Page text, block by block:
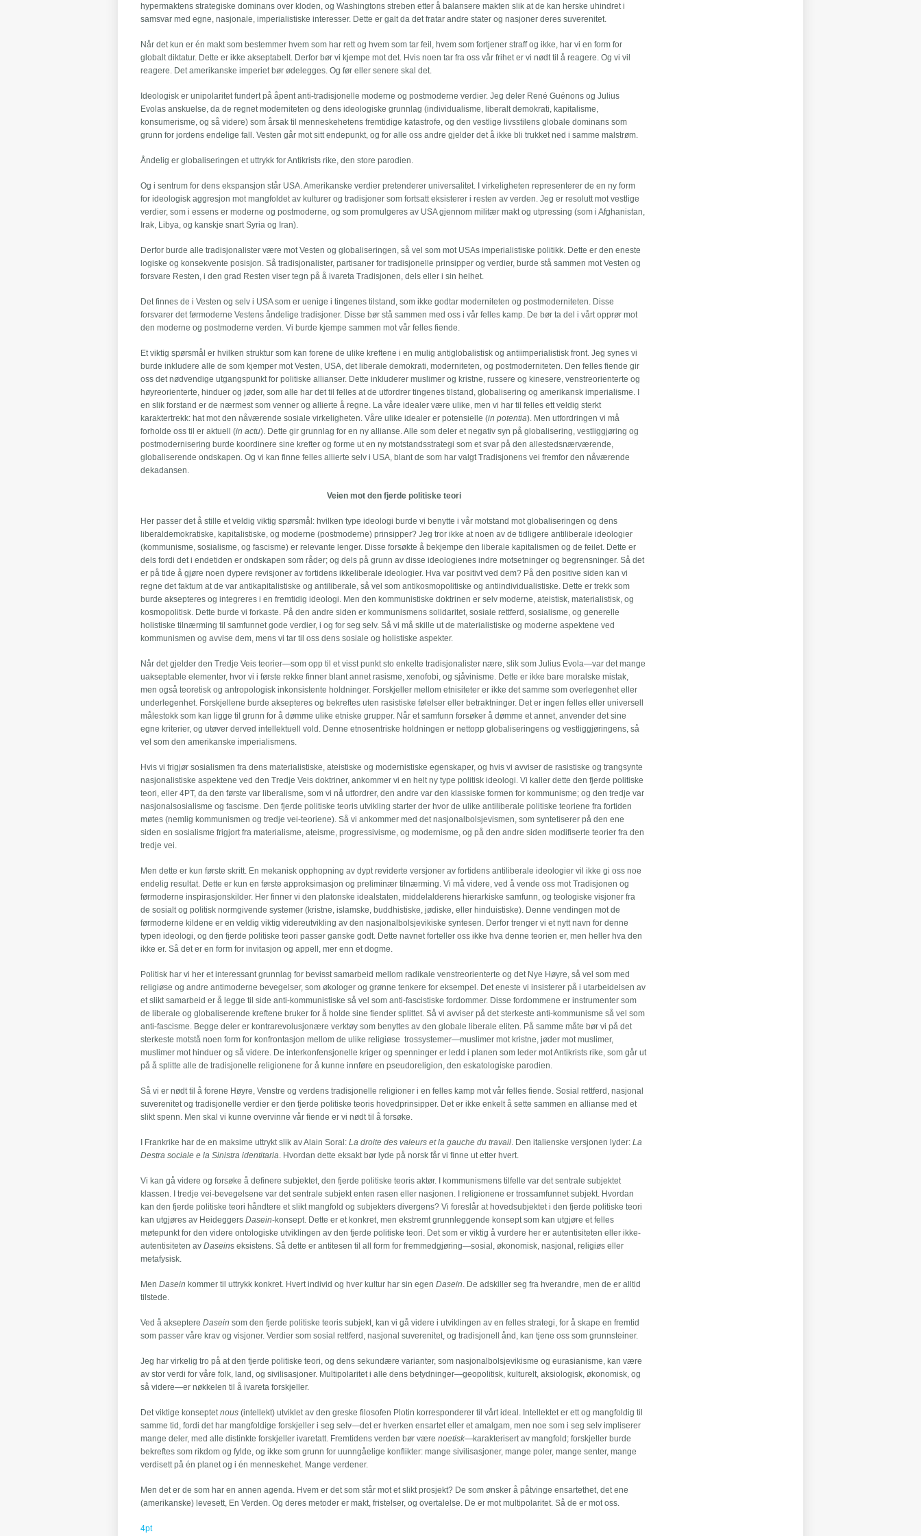
hypermaktens strategiske dominans over kloden, og Washingtons streben etter å balansere makten slik at de kan herske uhindret i
samsvar med egne, nasjonale, imperialistiske interesser. Dette er galt da det fratar andre stater og nasjoner deres suverenitet.
Når det kun er én makt som bestemmer hvem som har rett og hvem som tar feil, hvem som fortjener straff og ikke, har vi en form for
globalt diktatur. Dette er ikke akseptabelt. Derfor bør vi kjempe mot det. Hvis noen tar fra oss vår frihet er vi nødt til å reagere. Og vi vil
reagere. Det amerikanske imperiet bør ødelegges. Og før eller senere skal det.
Ideologisk er unipolaritet fundert på åpent anti-tradisjonelle moderne og postmoderne verdier. Jeg deler René Guénons og Julius
Evolas anskuelse, da de regnet moderniteten og dens ideologiske grunnlag (individualisme, liberalt demokrati, kapitalisme,
konsumerisme, og så videre) som årsak til menneskehetens fremtidige katastrofe, og den vestlige livsstilens globale dominans som
grunn for jordens endelige fall. Vesten går mot sitt endepunkt, og for alle oss andre gjelder det å ikke bli trukket ned i samme malstrøm.
Åndelig er globaliseringen et uttrykk for Antikrists rike, den store parodien.
Og i sentrum for dens ekspansjon står USA. Amerikanske verdier pretenderer universalitet. I virkeligheten representerer de en ny form
for ideologisk aggresjon mot mangfoldet av kulturer og tradisjoner som fortsatt eksisterer i resten av verden. Jeg er resolutt mot vestlige
verdier, som i essens er moderne og postmoderne, og som promulgeres av USA gjennom militær makt og utpressing (som i Afghanistan,
Irak, Libya, og kanskje snart Syria og Iran).
Derfor burde alle tradisjonalister være mot Vesten og globaliseringen, så vel som mot USAs imperialistiske politikk. Dette er den eneste
logiske og konsekvente posisjon. Så tradisjonalister, partisaner for tradisjonelle prinsipper og verdier, burde stå sammen mot Vesten og
forsvare Resten, i den grad Resten viser tegn på å ivareta Tradisjonen, dels eller i sin helhet.
Det finnes de i Vesten og selv i USA som er uenige i tingenes tilstand, som ikke godtar moderniteten og postmoderniteten. Disse
forsvarer det førmoderne Vestens åndelige tradisjoner. Disse bør stå sammen med oss i vår felles kamp. De bør ta del i vårt opprør mot
den moderne og postmoderne verden. Vi burde kjempe sammen mot vår felles fiende.
Et viktig spørsmål er hvilken struktur som kan forene de ulike kreftene i en mulig antiglobalistisk og antiimperialistisk front. Jeg synes vi
burde inkludere alle de som kjemper mot Vesten, USA, det liberale demokrati, moderniteten, og postmoderniteten. Den felles fiende gir
oss det nødvendige utgangspunkt for politiske allianser. Dette inkluderer muslimer og kristne, russere og kinesere, venstreorienterte og
høyreorienterte, hinduer og jøder, som alle har det til felles at de utfordrer tingenes tilstand, globalisering og amerikansk imperialisme. I
en slik forstand er de nærmest som venner og allierte å regne. La våre idealer være ulike, men vi har til felles ett veldig sterkt
karaktertrekk: hat mot den nåværende sosiale virkeligheten. Våre ulike idealer er potensielle (in potentia). Men utfordringen vi må
forholde oss til er aktuell (in actu). Dette gir grunnlag for en ny allianse. Alle som deler et negativ syn på globalisering, vestliggjøring og
postmodernisering burde koordinere sine krefter og forme ut en ny motstandsstrategi som et svar på den allestedsnærværende,
globaliserende ondskapen. Og vi kan finne felles allierte selv i USA, blant de som har valgt Tradisjonens vei fremfor den nåværende
dekadansen.
Veien mot den fjerde politiske teori
Her passer det å stille et veldig viktig spørsmål: hvilken type ideologi burde vi benytte i vår motstand mot globaliseringen og dens
liberaldemokratiske, kapitalistiske, og moderne (postmoderne) prinsipper? Jeg tror ikke at noen av de tidligere antiliberale ideologier
(kommunisme, sosialisme, og fascisme) er relevante lenger. Disse forsøkte å bekjempe den liberale kapitalismen og de feilet. Dette er
dels fordi det i endetiden er ondskapen som råder; og dels på grunn av disse ideologienes indre motsetninger og begrensninger. Så det
er på tide å gjøre noen dypere revisjoner av fortidens ikkeliberale ideologier. Hva var positivt ved dem? På den positive siden kan vi
regne det faktum at de var antikapitalistiske og antiliberale, så vel som antikosmopolitiske og antiindividualistiske. Dette er trekk som
burde aksepteres og integreres i en fremtidig ideologi. Men den kommunistiske doktrinen er selv moderne, ateistisk, materialistisk, og
kosmopolitisk. Dette burde vi forkaste. På den andre siden er kommunismens solidaritet, sosiale rettferd, sosialisme, og generelle
holistiske tilnærming til samfunnet gode verdier, i og for seg selv. Så vi må skille ut de materialistiske og moderne aspektene ved
kommunismen og avvise dem, mens vi tar til oss dens sosiale og holistiske aspekter.
Når det gjelder den Tredje Veis teorier—som opp til et visst punkt sto enkelte tradisjonalister nære, slik som Julius Evola—var det mange
uakseptable elementer, hvor vi i første rekke finner blant annet rasisme, xenofobi, og sjåvinisme. Dette er ikke bare moralske mistak,
men også teoretisk og antropologisk inkonsistente holdninger. Forskjeller mellom etnisiteter er ikke det samme som overlegenhet eller
underlegenhet. Forskjellene burde aksepteres og bekreftes uten rasistiske følelser eller betraktninger. Det er ingen felles eller universell
målestokk som kan ligge til grunn for å dømme ulike etniske grupper. Når et samfunn forsøker å dømme et annet, anvender det sine
egne kriterier, og utøver derved intellektuell vold. Denne etnosentriske holdningen er nettopp globaliseringens og vestliggjøringens, så
vel som den amerikanske imperialismens.
Hvis vi frigjør sosialismen fra dens materialistiske, ateistiske og modernistiske egenskaper, og hvis vi avviser de rasistiske og trangsynte
nasjonalistiske aspektene ved den Tredje Veis doktriner, ankommer vi en helt ny type politisk ideologi. Vi kaller dette den fjerde politiske
teori, eller 4PT, da den første var liberalisme, som vi nå utfordrer, den andre var den klassiske formen for kommunisme; og den tredje var
nasjonalsosialisme og fascisme. Den fjerde politiske teoris utvikling starter der hvor de ulike antiliberale politiske teoriene fra fortiden
møtes (nemlig kommunismen og tredje vei-teoriene). Så vi ankommer med det nasjonalbolsjevismen, som syntetiserer på den ene
siden en sosialisme frigjort fra materialisme, ateisme, progressivisme, og modernisme, og på den andre siden modifiserte teorier fra den
tredje vei.
Men dette er kun første skritt. En mekanisk opphopning av dypt reviderte versjoner av fortidens antiliberale ideologier vil ikke gi oss noe
endelig resultat. Dette er kun en første approksimasjon og preliminær tilnærming. Vi må videre, ved å vende oss mot Tradisjonen og
førmoderne inspirasjonskilder. Her finner vi den platonske idealstaten, middelalderens hierarkiske samfunn, og teologiske visjoner fra
de sosialt og politisk normgivende systemer (kristne, islamske, buddhistiske, jødiske, eller hinduistiske). Denne vendingen mot de
førmoderne kildene er en veldig viktig videreutvikling av den nasjonalbolsjevikiske syntesen. Derfor trenger vi et nytt navn for denne
typen ideologi, og den fjerde politiske teori passer ganske godt. Dette navnet forteller oss ikke hva denne teorien er, men heller hva den
ikke er. Så det er en form for invitasjon og appell, mer enn et dogme.
Politisk har vi her et interessant grunnlag for bevisst samarbeid mellom radikale venstreorienterte og det Nye Høyre, så vel som med
religiøse og andre antimoderne bevegelser, som økologer og grønne tenkere for eksempel. Det eneste vi insisterer på i utarbeidelsen av
et slikt samarbeid er å legge til side anti-kommunistiske så vel som anti-fascistiske fordommer. Disse fordommene er instrumenter som
de liberale og globaliserende kreftene bruker for å holde sine fiender splittet. Så vi avviser på det sterkeste anti-kommunisme så vel som
anti-fascisme. Begge deler er kontrarevolusjonære verktøy som benyttes av den globale liberale eliten. På samme måte bør vi på det
sterkeste motstå noen form for konfrontasjon mellom de ulike religiøse trossystemer—muslimer mot kristne, jøder mot muslimer,
muslimer mot hinduer og så videre. De interkonfensjonelle kriger og spenninger er ledd i planen som leder mot Antikrists rike, som går ut
på å splitte alle de tradisjonelle religionene for å kunne innføre en pseudoreligion, den eskatologiske parodien.
Så vi er nødt til å forene Høyre, Venstre og verdens tradisjonelle religioner i en felles kamp mot vår felles fiende. Sosial rettferd, nasjonal
suverenitet og tradisjonelle verdier er den fjerde politiske teoris hovedprinsipper. Det er ikke enkelt å sette sammen en allianse med et
slikt spenn. Men skal vi kunne overvinne vår fiende er vi nødt til å forsøke.
I Frankrike har de en maksime uttrykt slik av Alain Soral:La droite des valeurs et la gauche du travail. Den italienske versjonen lyder:La
Destra sociale e la Sinistra identitaria. Hvordan dette eksakt bør lyde på norsk får vi finne ut etter hvert.
Vi kan gå videre og forsøke å definere subjektet, den fjerde politiske teoris aktør. I kommunismens tilfelle var det sentrale subjektet
klassen. I tredje vei-bevegelsene var det sentrale subjekt enten rasen eller nasjonen. I religionene er trossamfunnet subjekt. Hvordan
kan den fjerde politiske teori håndtere et slikt mangfold og subjekters divergens? Vi foreslår at hovedsubjektet i den fjerde politiske teori
kan utgjøres av HeideggersDasein-konsept. Dette er et konkret, men ekstremt grunnleggende konsept som kan utgjøre et felles
møtepunkt for den videre ontologiske utviklingen av den fjerde politiske teori. Det som er viktig å vurdere her er autentisiteten eller ikke-
autentisiteten avDaseins eksistens. Så dette er antitesen til all form for fremmedgjøring—sosial, økonomisk, nasjonal, religiøs eller
metafysisk.
MenDasein kommer til uttrykk konkret. Hvert individ og hver kultur har sin egenDasein. De adskiller seg fra hverandre, men de er alltid
tilstede.
Ved å akseptereDasein som den fjerde politiske teoris subjekt, kan vi gå videre i utviklingen av en felles strategi, for å skape en fremtid
som passer våre krav og visjoner. Verdier som sosial rettferd, nasjonal suverenitet, og tradisjonell ånd, kan tjene oss som grunnsteiner.
Jeg har virkelig tro på at den fjerde politiske teori, og dens sekundære varianter, som nasjonalbolsjevikisme og eurasianisme, kan være
av stor verdi for våre folk, land, og sivilisasjoner. Multipolaritet i alle dens betydninger—geopolitisk, kulturelt, aksiologisk, økonomisk, og
så videre—er nøkkelen til å ivareta forskjeller.
Det viktige konseptetnous (intellekt) utviklet av den greske filosofen Plotin korresponderer til vårt ideal. Intellektet er ett og mangfoldig til
samme tid, fordi det har mangfoldige forskjeller i seg selv—det er hverken ensartet eller et amalgam, men noe som i seg selv impliserer
mange deler, med alle distinkte forskjeller ivaretatt. Fremtidens verden bør værenoetisk—karakterisert av mangfold; forskjeller burde
bekreftes som rikdom og fylde, og ikke som grunn for uunngåelige konflikter: mange sivilisasjoner, mange poler, mange senter, mange
verdisett på én planet og i én menneskehet. Mange verdener.
Men det er de som har en annen agenda. Hvem er det som står mot et slikt prosjekt? De som ønsker å påtvinge ensartethet, det ene
(amerikanske) levesett, En Verden. Og deres metoder er makt, fristelser, og overtalelse. De er mot multipolaritet. Så de er mot oss.
4pt